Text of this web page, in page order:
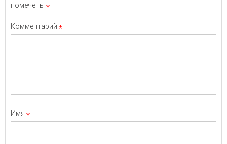
помечены *
Комментарий *
Имя *